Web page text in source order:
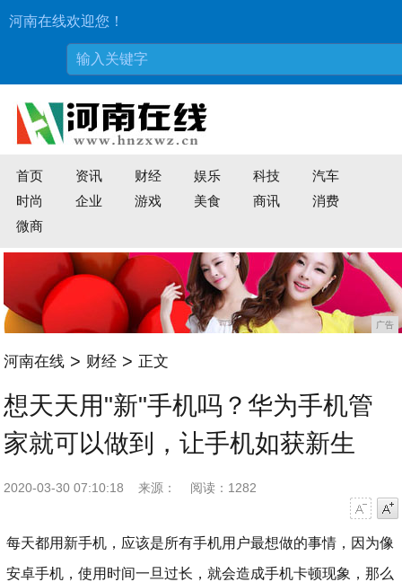
河南在线欢迎您！
首页 资讯 财经 娱乐 科技
汽车
时尚
企业 游戏 美食 商讯
消费
微商
广告
河南在线 > 财经 > 正文
想天天用"新"手机吗？华为手机管
家就可以做到，让手机如获新生
2020-03-30 07:10:18 来源：
阅读：1282
每天都用新手机，应该是所有手机用户最想做的事情，因为像
安卓手机，使用时间一旦过长，就会造成手机卡顿现象，那么